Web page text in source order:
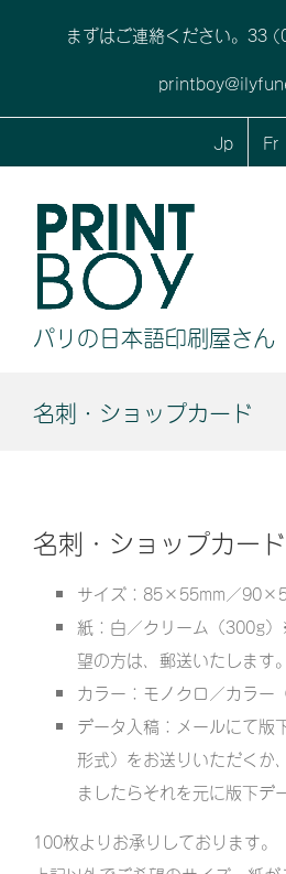
まずはご連絡ください。33
Jp Fr
パリの日本語印刷屋さん
名刺・ショップカード
名刺・ショップカード
サイズ：85×55mm／
紙：白／クリーム（300g
望の方は、郵送いたします。
カラー：モノクロ／カラー
データ入稿：メールにて
形式）をお送りいただくか
ましたらそれを元に版下デ
100枚よりお承りしております。